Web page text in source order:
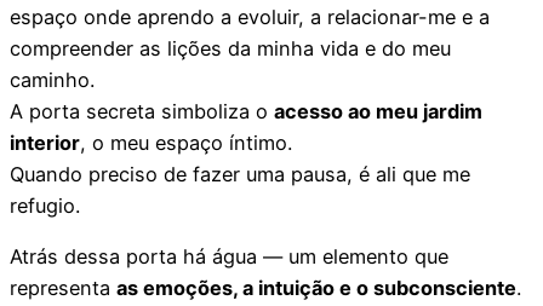
espaço onde aprendo a evoluir, a relacionar-me e a
compreender as lições da minha vida e do meu
caminho.
A porta secreta simboliza o acesso ao meu jardim
interior, o meu espaço íntimo.
Quando preciso de fazer uma pausa, é ali que me
refugio.
Atrás dessa porta há água — um elemento que
representa as emoções, a intuição e o subconsciente.